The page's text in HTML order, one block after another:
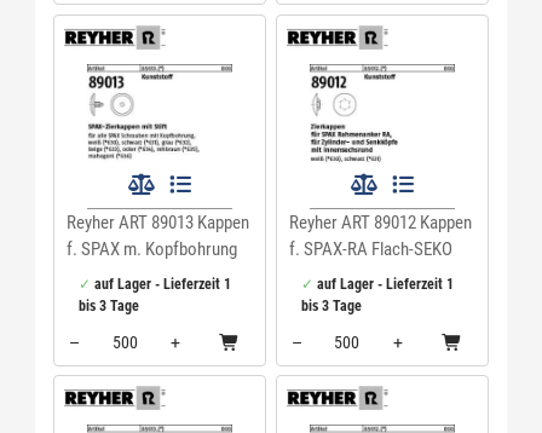
Menge: 500
Menge: 500
Reyher ART 89013 Kappen
f. SPAX m. Kopfbohrung
weiss Kunstst VE=S
auf Lager - Lieferzeit 1
bis 3 Tage
–
+
Menge: 500
Reyher ART 89012 Kappen
f. SPAX-RA Flach-SEKO
schwarz Kunstst VE=S
auf Lager - Lieferzeit 1
bis 3 Tage
–
+
Menge: 500